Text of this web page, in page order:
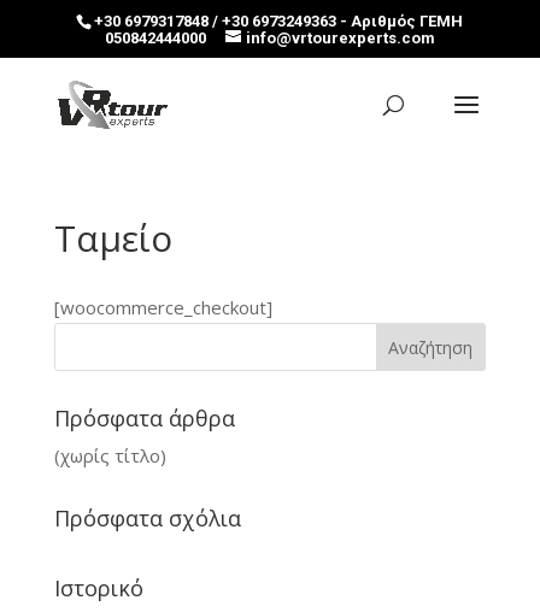
+30 6979317848 / +30 6973249363 - Αριθμός ΓΕΜΗ
050842444000
info@vrtourexperts.com
Ταμείο
[woocommerce_checkout]
Πρόσφατα άρθρα
(χωρίς τίτλο)
Πρόσφατα σχόλια
Ιστορικό